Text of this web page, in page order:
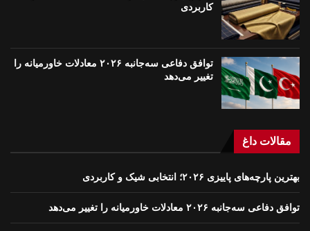
کاربردی
توافق دفاعی سه‌جانبه ۲۰۲۶ معادلات خاورمیانه را
تغییر می‌دهد
مقالات داغ
بهترین پارچه‌های پاییزی ۲۰۲۶؛ انتخابی شیک و کاربردی
توافق دفاعی سه‌جانبه ۲۰۲۶ معادلات خاورمیانه را تغییر می‌دهد